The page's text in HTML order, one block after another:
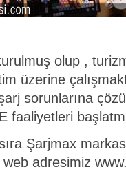
olup ,
üzerine
sorunlarına
faaliyetleri
Şarjmax
adresimiz